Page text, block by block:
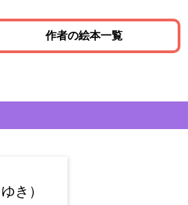
作者の絵本一覧
き）